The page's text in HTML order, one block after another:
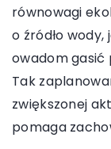
równowagi
o źródło wody,
owadom gasić
Tak
zwiększonej
pomaga